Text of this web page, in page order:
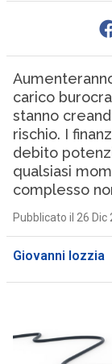
carico
stanno
rischio. I
debito
qualsiasi
complesso
Pubblicato il 26 Dic
Giovanni Iozzia